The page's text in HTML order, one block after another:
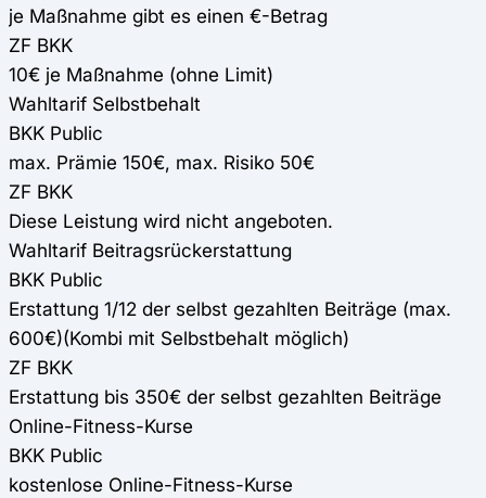
je Maßnahme gibt es einen €-Betrag
ZF BKK
10€ je Maßnahme (ohne Limit)
Wahltarif Selbstbehalt
BKK Public
max. Prämie 150€, max. Risiko 50€
ZF BKK
Diese Leistung wird nicht angeboten.
Wahltarif Beitragsrückerstattung
BKK Public
Erstattung 1/12 der selbst gezahlten Beiträge (max.
600€)(Kombi mit Selbstbehalt möglich)
ZF BKK
Erstattung bis 350€ der selbst gezahlten Beiträge
Online-Fitness-Kurse
BKK Public
kostenlose Online-Fitness-Kurse